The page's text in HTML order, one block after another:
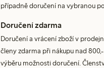
případně doručení na vybranou
Doručení zdarma
Doručení a vrácení zboží v
členy zdarma při nákupu nad
výběru možnosti doručení.